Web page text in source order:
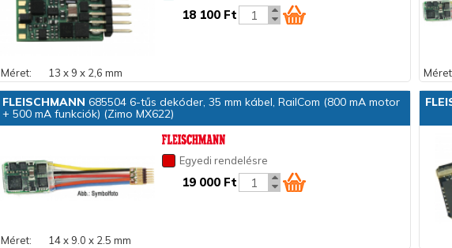
18 100 Ft
Méret: 13 x 9 x 2,6 mm
FLEISCHMANN 685504 6-tűs dekóder, 35 mm kábel, RailCom (800 mA motor
+ 500 mA funkciók) (Zimo MX622)
Egyedi rendelésre
19 000 Ft
Méret: 14 x 9.0 x 2.5 mm